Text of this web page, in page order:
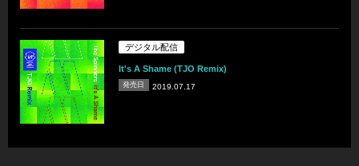
デジタル配信
It's A Shame (TJO Remix)
発売日 2019.07.17